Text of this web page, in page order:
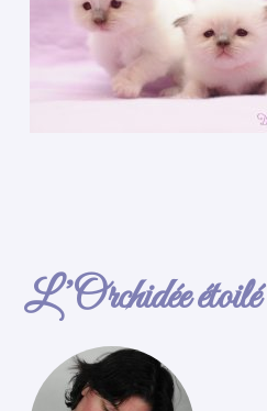
L’Orchidée étoilé